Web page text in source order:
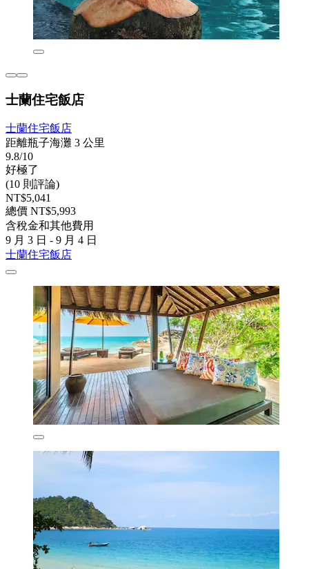
士蘭住宅飯店
士蘭住宅飯店
距離瓶子海灘 3 公里
9.8/10
好極了
(10 則評論)
NT$5,041
總價 NT$5,993
含稅金和其他費用
9 月 3 日 - 9 月 4 日
士蘭住宅飯店